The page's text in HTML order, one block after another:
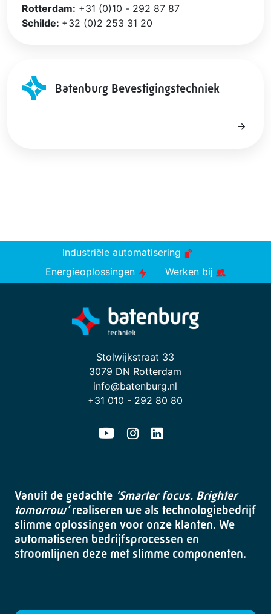
Rotterdam: +31 (0)10 - 292 87 87
Schilde: +32 (0)2 253 31 20
Batenburg Bevestigingstechniek
Industriële automatisering
Energieoplossingen
Werken bij
Stolwijkstraat 33
3079 DN Rotterdam
info@batenburg.nl
+31 010 - 292 80 80
Vanuit de gedachte ‘Smarter focus. Brighter
tomorrow’realiseren we als technologiebedrijf
slimme oplossingen voor onze klanten. We
automatiseren bedrijfsprocessen en
stroomlijnen deze met slimme componenten.